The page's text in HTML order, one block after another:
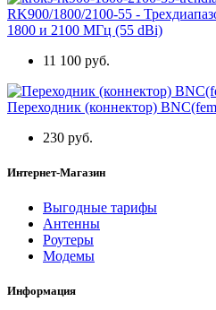
RK900/1800/2100-55 -
1800 и 2100 МГц (55 dBi)
11 100 руб.
Переходник (коннектор)
230 руб.
Интернет-Магазин
Выгодные тарифы
Антенны
Роутеры
Модемы
Информация